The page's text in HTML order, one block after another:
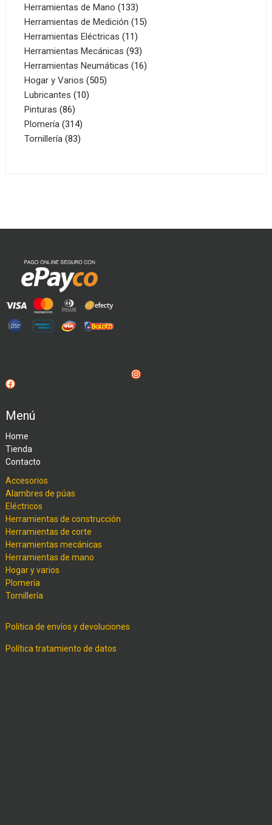
productos
Herramientas de Mano 133133
productos
Herramientas de Medición 1515
Herramientas Eléctricas 1111
productos
Herramientas Mecánicas 9393
productos
Herramientas Neumáticas 1616
Hogar y Varios 505505
Lubricantes 1010
Pinturas 8686
productos
Plomería 314314
productos
Tornillería 8383
Instagram
Facebook
Menú
Home
Tienda
Contacto
Accesorios
Alambres de púas
Eléctricos
Herramientas de construcción
Herramientas de corte
Herramientas mecánicas
Herramientas de mano
Hogar y varios
Plomería
Tornillería
Política de envíos y devoluciones
Política tratamiento de datos